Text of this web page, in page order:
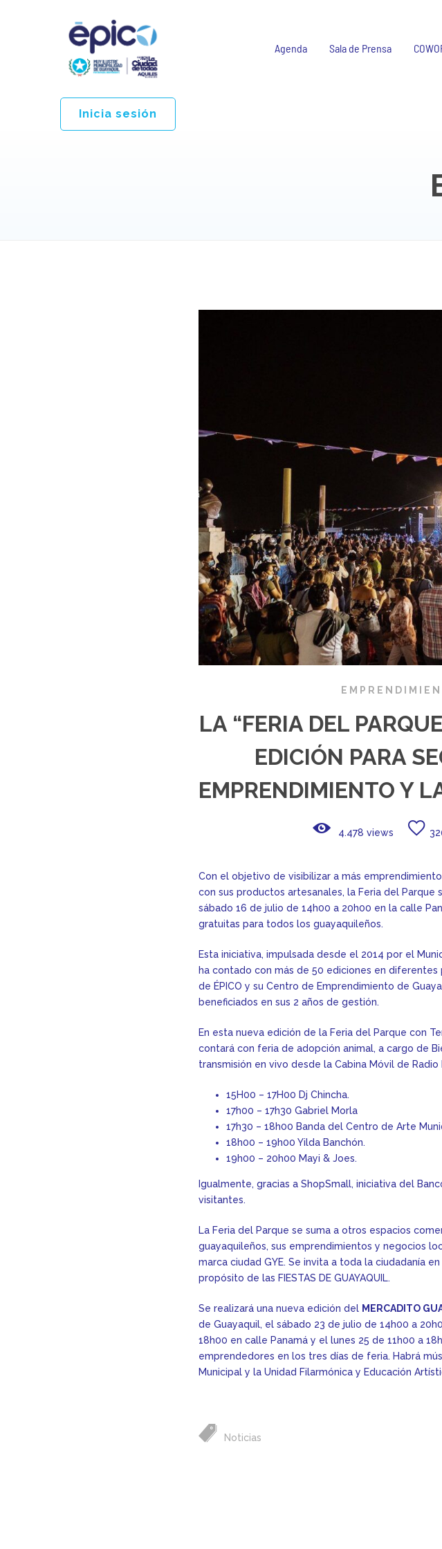
Agenda Sala de Prensa
Inicia sesión
LA “FERIA DEL
EDICIÓN PARA
EMPRENDIMIENTO Y
4.478 views
Con el objetivo de visibilizar a más
con sus productos artesanales, la Feria del
sábado 16 de julio de 14h00 a 20h00 en la calle
gratuitas para todos los guayaquileños.
Esta iniciativa, impulsada desde el 2014 por el
ha contado con más de 50 ediciones en
de ÉPICO y su Centro de Emprendimiento de
beneficiados en sus 2 años de gestión.
En esta nueva edición de la Feria del Parque con
contará con feria de adopción animal, a cargo de
transmisión en vivo desde la Cabina Móvil de
15H00 – 17H00 Dj Chincha.
17h00 – 17h30 Gabriel Morla
17h30 – 18h00 Banda del Centro de Arte
18h00 – 19h00 Yilda Banchón.
19h00 – 20h00 Mayi & Joes.
Igualmente, gracias a ShopSmall, iniciativa del
visitantes.
La Feria del Parque se suma a otros espacios
guayaquileños, sus emprendimientos y negocios
marca ciudad GYE. Se invita a toda la ciudadanía
propósito de las FIESTAS DE GUAYAQUIL.
Se realizará una nueva edición del MERCADITO
de Guayaquil, el sábado 23 de julio de 14h00 a
18h00 en calle Panamá y el lunes 25 de 11h00 a
emprendedores en los tres días de feria. Habrá
Municipal y la Unidad Filarmónica y Educación
Noticias